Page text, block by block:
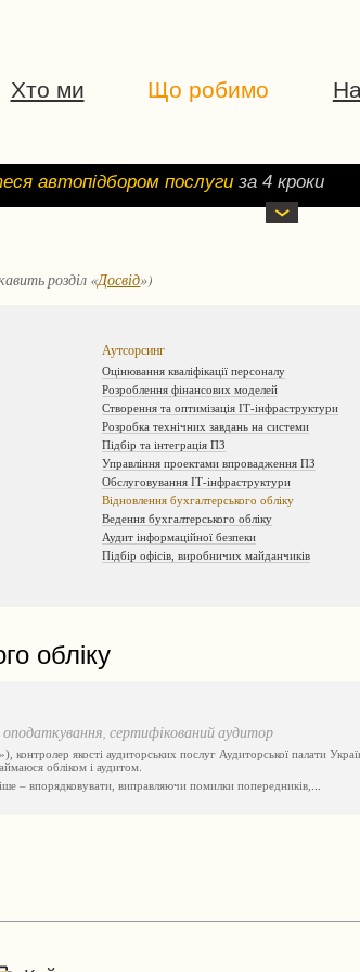
Хто ми Що робимо
автопідбором послуги за 4 кроки
розділ «Досвід»)
Аутсорсинг
Оцінювання кваліфікації персоналу
Розроблення фінансових моделей
Створення та оптимізація ІТ-інфраструктури
Розробка технічних завдань на системи
Підбір та інтеграція ПЗ
Управління проектами впровадження ПЗ
Обслуговування ІТ-інфраструктури
Відновлення бухгалтерського обліку
Ведення бухгалтерського обліку
Аудит інформаційної безпеки
Підбір офісів, виробничих майданчиків
обліку
оподаткування, сертифікований аудитор
контролер якості аудиторських послуг Аудиторської палати
обліком і аудитом.
– впорядковувати, виправляючи помилки попередників,